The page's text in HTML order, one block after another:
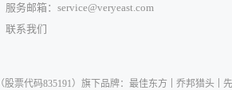
服务邮箱：service@veryeast.com
联系我们
股票代码835191）旗下品牌： 最佳东方 乔邦猎头
中国